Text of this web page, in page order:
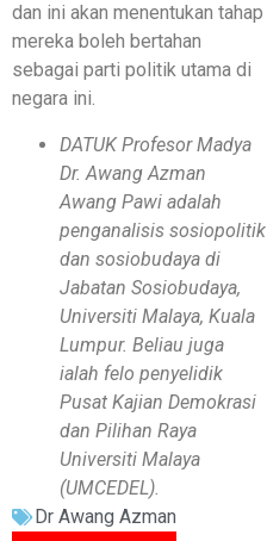
dan ini akan menentukan tahap
mereka boleh bertahan
sebagai parti politik utama di
negara ini.
DATUK Profesor Madya
Dr. Awang Azman
Awang Pawi adalah
penganalisis sosiopolitik
dan sosiobudaya di
Jabatan Sosiobudaya,
Universiti Malaya, Kuala
Lumpur. Beliau juga
ialah felo penyelidik
Pusat Kajian Demokrasi
dan Pilihan Raya
Universiti Malaya
(UMCEDEL).
Dr Awang Azman